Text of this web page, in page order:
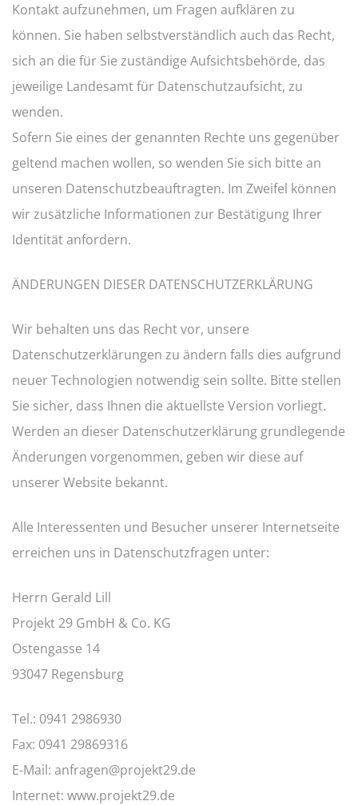
Kontakt aufzunehmen, um Fragen aufklären zu
können. Sie haben selbstverständlich auch das Recht,
sich an die für Sie zuständige Aufsichtsbehörde, das
jeweilige Landesamt für Datenschutzaufsicht, zu
wenden.
Sofern Sie eines der genannten Rechte uns gegenüber
geltend machen wollen, so wenden Sie sich bitte an
unseren Datenschutzbeauftragten. Im Zweifel können
wir zusätzliche Informationen zur Bestätigung Ihrer
Identität anfordern.
ÄNDERUNGEN DIESER DATENSCHUTZERKLÄRUNG
Wir behalten uns das Recht vor, unsere
Datenschutzerklärungen zu ändern falls dies aufgrund
neuer Technologien notwendig sein sollte. Bitte stellen
Sie sicher, dass Ihnen die aktuellste Version vorliegt.
Werden an dieser Datenschutzerklärung grundlegende
Änderungen vorgenommen, geben wir diese auf
unserer Website bekannt.
Alle Interessenten und Besucher unserer Internetseite
erreichen uns in Datenschutzfragen unter:
Herrn Gerald Lill
Projekt 29 GmbH & Co. KG
Ostengasse 14
93047 Regensburg
Tel.: 0941 2986930
Fax: 0941 29869316
E-Mail: anfragen@projekt29.de
Internet: www.projekt29.de